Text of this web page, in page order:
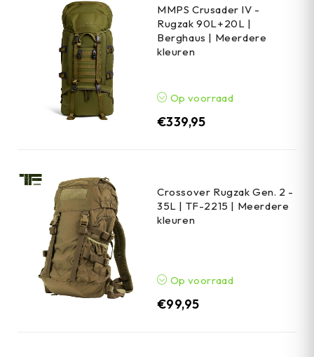
MMPS Crusader IV -
Rugzak 90L+20L |
Berghaus | Meerdere
kleuren
Op voorraad
€339,95
Crossover Rugzak Gen. 2 -
35L | TF-2215 | Meerdere
kleuren
Op voorraad
€99,95